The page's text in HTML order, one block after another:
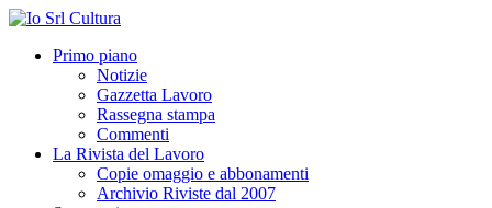
Primo piano
Notizie
Gazzetta Lavoro
Rassegna stampa
Commenti
La Rivista del Lavoro
Copie omaggio e abbonamenti
Archivio Riviste dal 2007